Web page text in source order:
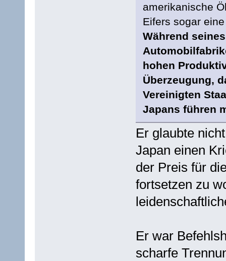
amerikanische
Eifers sogar
Während
hohen
Überzeugung,
Vereinigten
Japans führen
Er glaubte
Japan einen
der Preis für
fortsetzen zu
Er war
scharfe